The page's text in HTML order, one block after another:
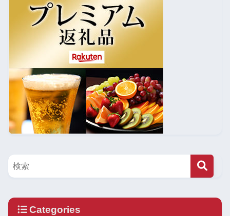
Categories